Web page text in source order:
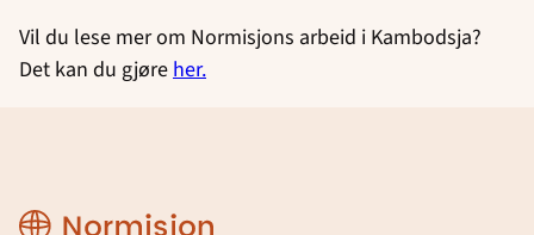
Vil du lese mer om Normisjons arbeid i Kambodsja?
Det kan du gjøre her.
Normisjon